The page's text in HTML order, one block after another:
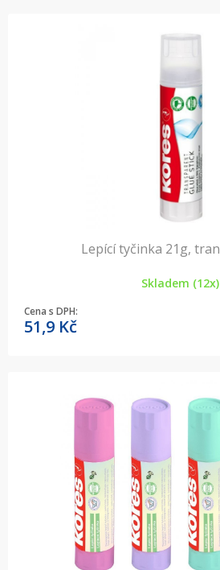
Lepící tyčinka 21g,
Skladem (12x)
Cena s DPH:
51,9 Kč